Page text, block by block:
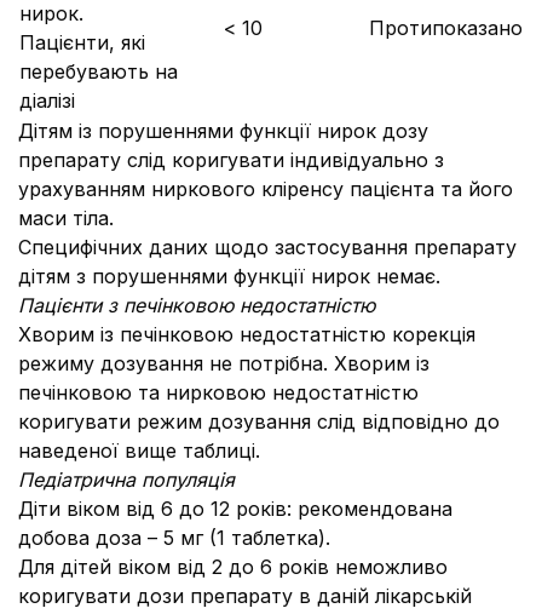
нирок.
Пацієнти, які
перебувають на
діалізі
< 10 Протипоказано
Дітям із порушеннями функції нирок дозу
препарату слід коригувати індивідуально з
урахуванням ниркового кліренсу пацієнта та його
маси тіла.
Специфічних даних щодо застосування препарату
дітям з порушеннями функції нирок немає.
Пацієнти з печінковою недостатністю
Хворим із печінковою недостатністю корекція
режиму дозування не потрібна. Хворим із
печінковою та нирковою недостатністю
коригувати режим дозування слід відповідно до
наведеної вище таблиці.
Педіатрична популяція
Діти віком від 6 до 12 років: рекомендована
добова доза – 5 мг (1 таблетка).
Для дітей віком від 2 до 6 років неможливо
коригувати дози препарату в даній лікарській